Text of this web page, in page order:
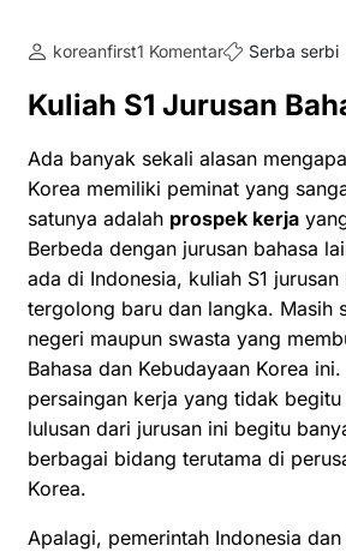
koreanfirst1 Komentar Serba serbi
Kuliah S1 Jurusan
Ada banyak sekali alasan
Korea memiliki peminat yang
satunya adalah prospek kerja
Berbeda dengan jurusan bahasa
ada di Indonesia, kuliah S1 jurusan
tergolong baru dan langka. Masih
negeri maupun swasta yang
Bahasa dan Kebudayaan Korea
persaingan kerja yang tidak
lulusan dari jurusan ini begitu
berbagai bidang terutama di
Korea.
Apalagi, pemerintah Indonesia